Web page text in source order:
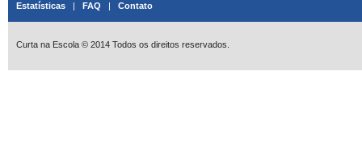
Estatísticas | FAQ | Contato
Curta na Escola © 2014 Todos os direitos reservados.